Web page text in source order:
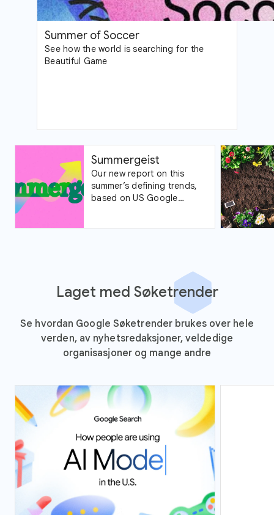
Summer of Soccer
See how the world is searching for the
Beautiful Game
Summergeist
Our new report on this
summer’s defining trends,
based on US Google
Laget med Søketrender
Se hvordan Google Søketrender brukes over hele
verden, av nyhetsredaksjoner, veldedige
organisasjoner og mange andre